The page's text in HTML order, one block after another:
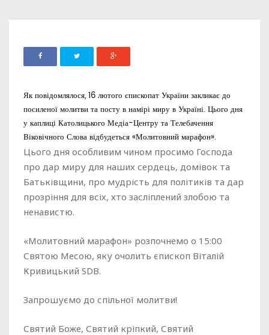
Як повідомлялося, 16 лютого єпископат України закликає до
посиленої молитви та посту в намірі миру в Україні. Цього дня
у каплиці Католицького Медіа-Центру та Телебачення
Віковічного Слова відбудеться «Молитовний марафон».
Цього дня особливим чином просимо Господа
про дар миру для наших сердець, домівок та
Батьківщини, про мудрість для політиків та дар
прозріння для всіх, хто засліплений злобою та
ненавистю.
«Молитовний марафон» розпочнемо о 15:00
Святою Месою, яку очолить єпископ Віталій
Кривицький SDB.
Запрошуємо до спільної молитви!
Святий Боже, Святий кріпкий, Святий